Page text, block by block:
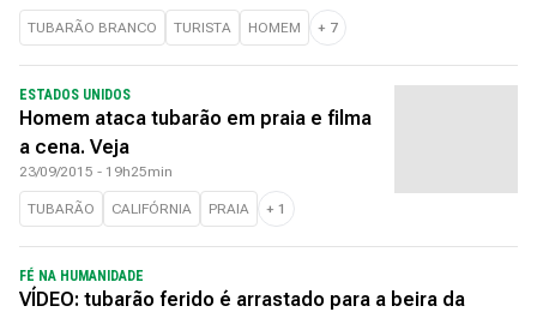
TUBARÃO BRANCO TURISTA HOMEM + 7
ESTADOS UNIDOS
Homem ataca tubarão em praia e filma
a cena. Veja
23/09/2015 - 19h25min
TUBARÃO CALIFÓRNIA PRAIA + 1
FÉ NA HUMANIDADE
VÍDEO: tubarão ferido é arrastado para a beira da